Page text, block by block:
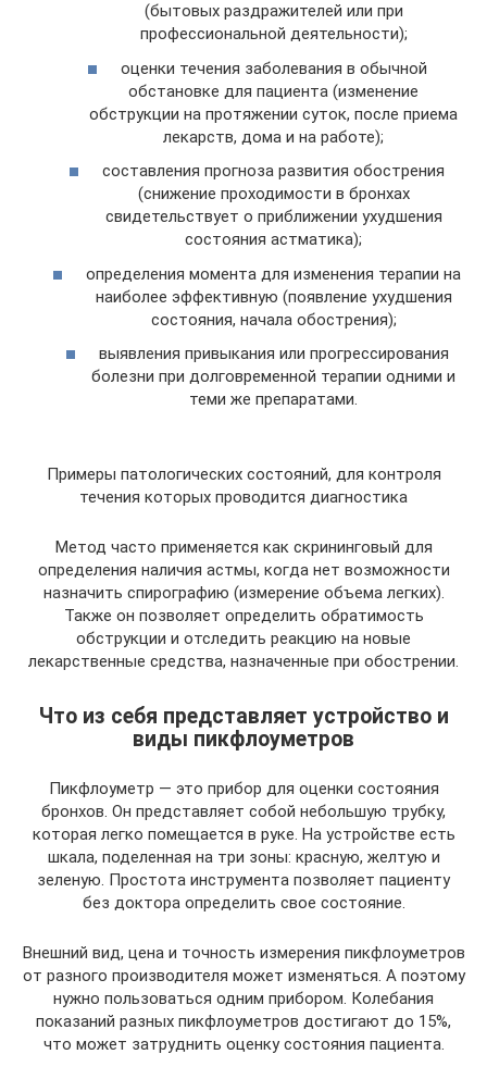
(бытовых раздражителей или при
профессиональной деятельности);
оценки течения заболевания в обычной
обстановке для пациента (изменение
обструкции на протяжении суток, после приема
лекарств, дома и на работе);
составления прогноза развития обострения
(снижение проходимости в бронхах
свидетельствует о приближении ухудшения
состояния астматика);
определения момента для изменения терапии на
наиболее эффективную (появление ухудшения
состояния, начала обострения);
выявления привыкания или прогрессирования
болезни при долговременной терапии одними и
теми же препаратами.
Примеры патологических состояний, для контроля
течения которых проводится диагностика
Метод часто применяется как скрининговый для
определения наличия астмы, когда нет возможности
назначить спирографию (измерение объема легких).
Также он позволяет определить обратимость
обструкции и отследить реакцию на новые
лекарственные средства, назначенные при обострении.
Что из себя представляет устройство и
виды пикфлоуметров
Пикфлоуметр — это прибор для оценки состояния
бронхов. Он представляет собой небольшую трубку,
которая легко помещается в руке. На устройстве есть
шкала, поделенная на три зоны: красную, желтую и
зеленую. Простота инструмента позволяет пациенту
без доктора определить свое состояние.
Внешний вид, цена и точность измерения пикфлоуметров
от разного производителя может изменяться. А поэтому
нужно пользоваться одним прибором. Колебания
показаний разных пикфлоуметров достигают до 15%,
что может затруднить оценку состояния пациента.